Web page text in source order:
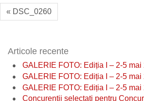
« DSC_0260
Articole recente
GALERIE FOTO: Ediția I – 2-5
GALERIE FOTO: Ediția I – 2-5 mai
GALERIE FOTO: Ediția I – 2-5 mai
Concurentii selectati pentru